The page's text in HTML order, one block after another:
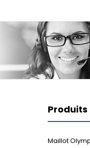
Maillot